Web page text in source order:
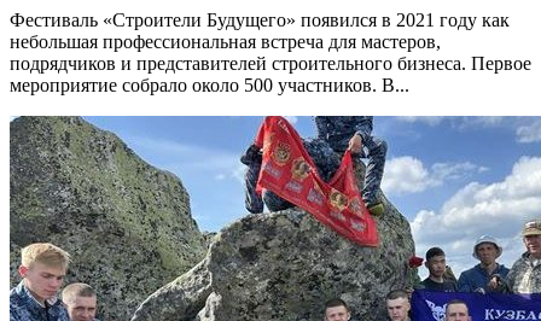
Фестиваль «Строители Будущего» появился в 2021 году как
небольшая профессиональная встреча для мастеров,
подрядчиков и представителей строительного бизнеса. Первое
мероприятие собрало около 500 участников. В...